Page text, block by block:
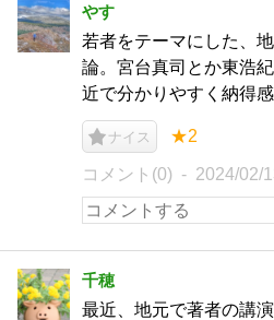
やす
若者をテーマにした、
論。宮台真司とか東浩
近で分かりやすく納得感
ナイス ★2
コメント(0) 2024/02/
千穂
最近、地元で著者の講